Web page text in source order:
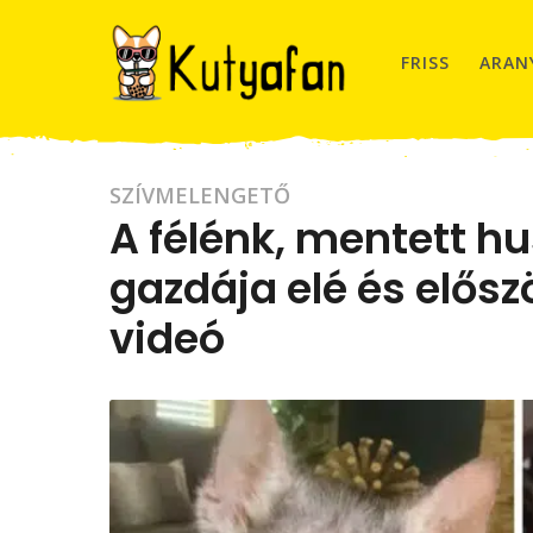
FRISS
4
é
v
a
g
o
é
a
g
SZÍVMELENGETŐ
A félénk, mentett
gazdája elé és
videó
y
C
.
G
.